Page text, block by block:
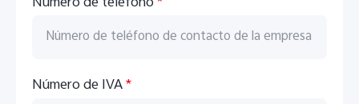
X300 Pro
Número de IVA*